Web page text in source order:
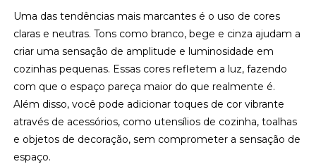
Uma das tendências mais marcantes é o uso de cores
claras e neutras. Tons como branco, bege e cinza ajudam a
criar uma sensação de amplitude e luminosidade em
cozinhas pequenas. Essas cores refletem a luz, fazendo
com que o espaço pareça maior do que realmente é.
Além disso, você pode adicionar toques de cor vibrante
através de acessórios, como utensílios de cozinha, toalhas
e objetos de decoração, sem comprometer a sensação de
espaço.